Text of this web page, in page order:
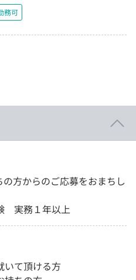
務可
方からのご応募をおまちし
実務１年以上
いて頂ける方